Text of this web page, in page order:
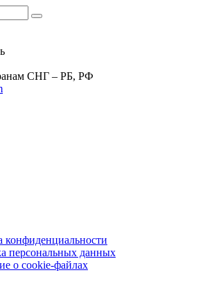
СНГ – РБ, РФ
конфиденциальности
персональных данных
о cookie-файлах